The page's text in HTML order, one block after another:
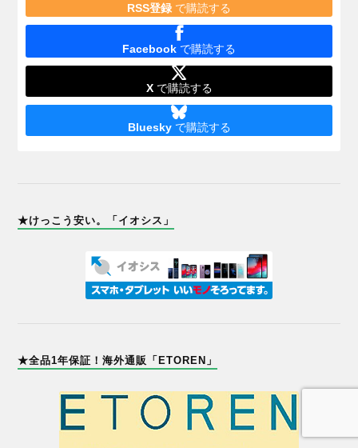
RSS登録 で購読する
Facebook で購読する
Xで購読する
Blueskyで購読する
★けっこう安い。「イオシス」
★全品1年保証！海外通販「ETOREN」